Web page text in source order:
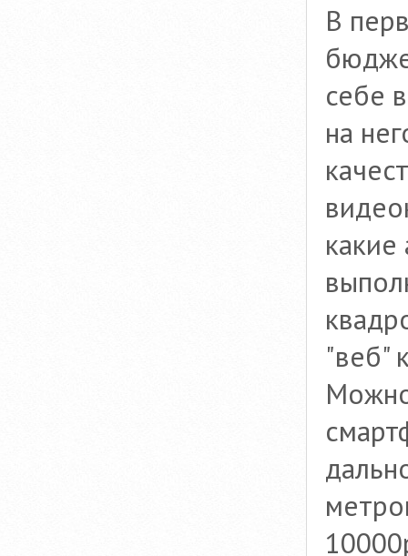
В
себе
на
"веб"